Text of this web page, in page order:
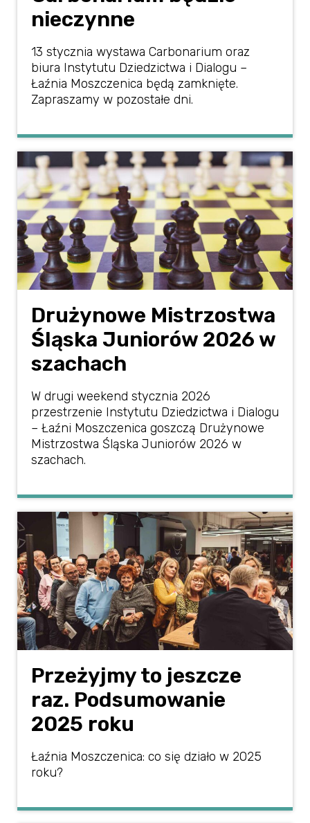
nieczynne
13 stycznia wystawa Carbonarium oraz
biura Instytutu Dziedzictwa i Dialogu –
Łaźnia Moszczenica będą zamknięte.
Zapraszamy w pozostałe dni.
Drużynowe Mistrzostwa
Śląska Juniorów 2026 w
szachach
W drugi weekend stycznia 2026
przestrzenie Instytutu Dziedzictwa i Dialogu
– Łaźni Moszczenica goszczą Drużynowe
Mistrzostwa Śląska Juniorów 2026 w
szachach.
Przeżyjmy to jeszcze
raz. Podsumowanie
2025 roku
Łaźnia Moszczenica: co się działo w 2025
roku?